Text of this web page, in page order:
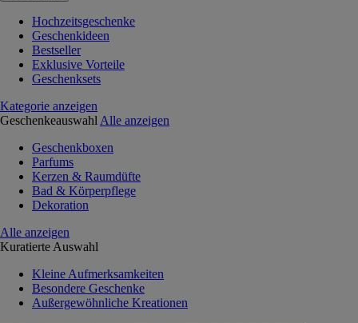
Hochzeitsgeschenke
Geschenkideen
Bestseller
Exklusive Vorteile
Geschenksets
Kategorie anzeigen
Geschenkeauswahl Alle anzeigen
Geschenkboxen
Parfums
Kerzen & Raumdüfte
Bad & Körperpflege
Dekoration
Alle anzeigen
Kuratierte Auswahl
Kleine Aufmerksamkeiten
Besondere Geschenke
Außergewöhnliche Kreationen